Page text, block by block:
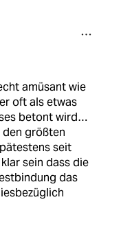
amüsant wie
oft als etwas
betont wird…
größten
seit
sein dass die
das